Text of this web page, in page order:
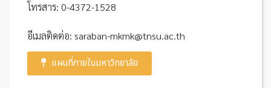
โทรสาร: 0-4372-1528
อีเมลติดต่อ: saraban-mkmk@tnsu.ac.th
แผนที่ภายในมหาวิทยาลัย